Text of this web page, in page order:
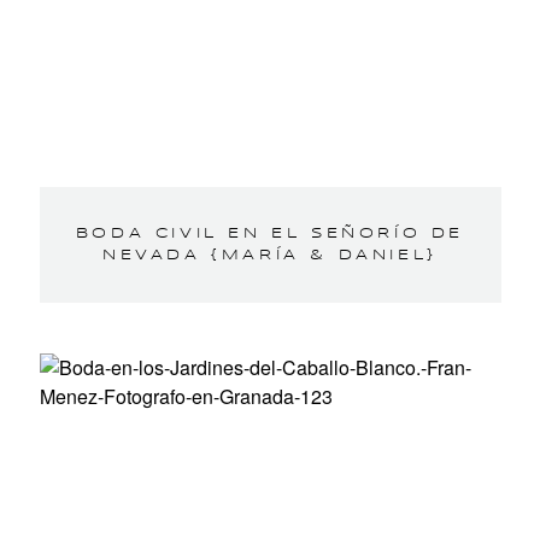
BODA CIVIL EN EL SEÑORÍO DE
NEVADA {MARÍA & DANIEL}